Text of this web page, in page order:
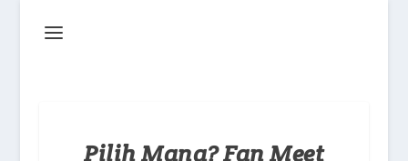
Pilih Mana? Fan Meet